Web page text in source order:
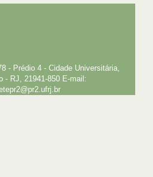
- Prédio 4 - Cidade Universitária,
- RJ, 21941-850 E-mail: